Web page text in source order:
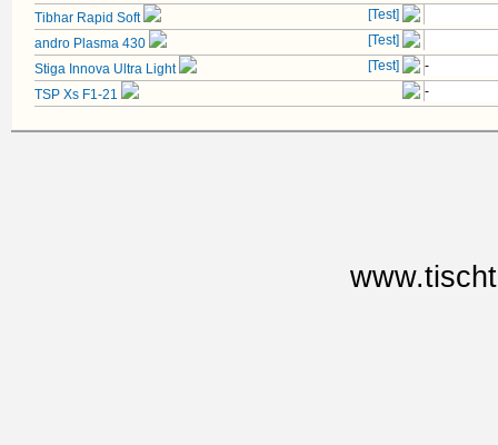
Tibhar Rapid Soft
[Test]
andro Plasma 430
[Test]
Stiga Innova Ultra Light
-
[Test]
TSP Xs F1-21
-